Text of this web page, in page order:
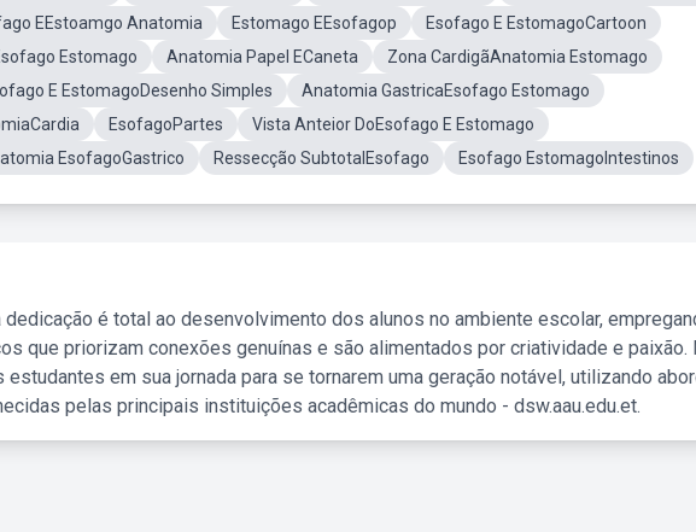
EEstoamgo Anatomia Estomago EEsofagop
Esofago E EstomagoCartoon
Estomago Anatomia Papel ECaneta
Zona CardigãAnatomia Estomago
E EstomagoDesenho Simples
Anatomia GastricaEsofago Estomago
EsofagoPartes
Vista Anteior DoEsofago E Estomago
EsofagoGastrico Ressecção SubtotalEsofago Esofago EstomagoIntestinos
dedicação é total ao desenvolvimento dos alunos no ambiente escolar,
que priorizam conexões genuínas e são alimentados por criatividade e paixão.
em sua jornada para se tornarem uma geração notável, utilizando
pelas principais instituições acadêmicas do mundo - dsw.aau.edu.et.